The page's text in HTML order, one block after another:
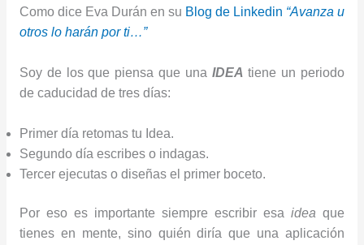
Como dice Eva Durán en su Blog de Linkedin “Avanza u
otros lo harán por ti…”
Soy de los que piensa que una IDEA tiene un periodo
de caducidad de tres días:
Primer día retomas tu Idea.
Segundo día escribes o indagas.
Tercer ejecutas o diseñas el primer boceto.
Por eso es importante siempre escribir esaideaque
tienes en mente, sino quién diría que una aplicación